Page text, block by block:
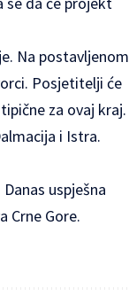
Na postavljenom
Posjetitelji će
za ovaj kraj.
i Istra.
uspješna
Crne Gore.